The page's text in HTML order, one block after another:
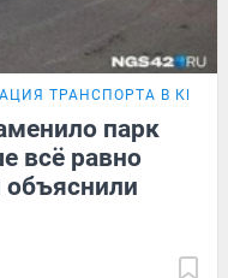
ТРАНСПОРТА В
парк
всё равно